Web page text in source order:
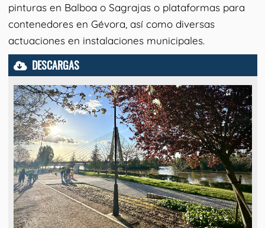
pinturas en Balboa o Sagrajas o plataformas para
contenedores en Gévora, así como diversas
actuaciones en instalaciones municipales.
DESCARGAS